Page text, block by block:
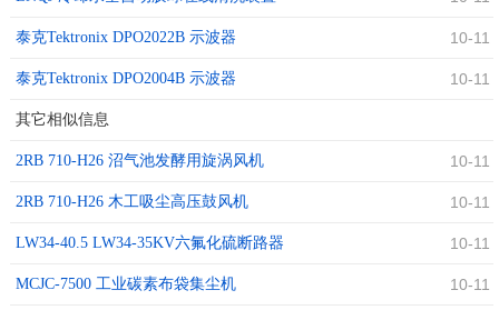
泰克Tektronix DPO2022B 示波器 10-11
泰克Tektronix DPO2004B 示波器 10-11
其它相似信息
2RB 710-H26 沼气池发酵用旋涡风机 10-11
2RB 710-H26 木工吸尘高压鼓风机 10-11
LW34-40.5 LW34-35KV六氟化硫断路器 10-11
MCJC-7500 工业碳素布袋集尘机 10-11